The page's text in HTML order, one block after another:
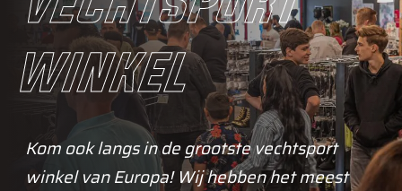
winkel
Kom ook langs in de grootste vechtsport
winkel van Europa! Wij hebben het meest